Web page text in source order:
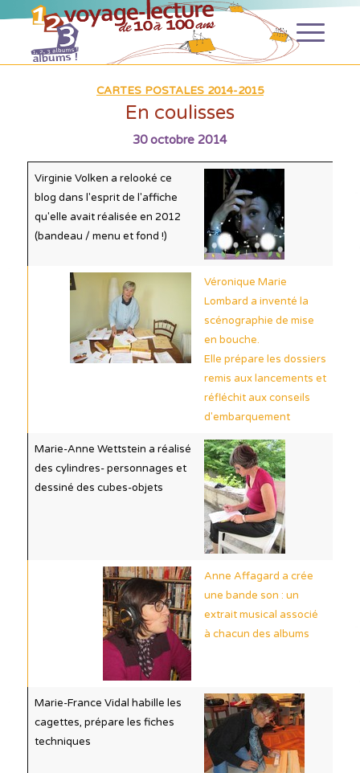
CARTES POSTALES 2014-2015
En coulisses
30 octobre 2014
Virginie Volken a relooké ce
blog dans l'esprit de l'affiche
qu'elle avait réalisée en 2012
(bandeau / menu et fond !)
Véronique Marie
Lombard a inventé la
scénographie de mise
en bouche.
Elle prépare les dossiers
remis aux lancements et
réfléchit aux conseils
d'embarquement
Marie-Anne Wettstein a réalisé
des cylindres- personnages et
dessiné des cubes-objets
Anne Affagard a crée
une bande son : un
extrait musical associé
à chacun des albums
Marie-France Vidal habille les
cagettes, prépare les fiches
techniques